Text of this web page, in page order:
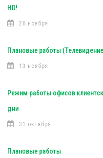
HD!
26 ноября
Плановые работы
13 ноября
Режим работы офисов
дни
31 октября
Плановые работы